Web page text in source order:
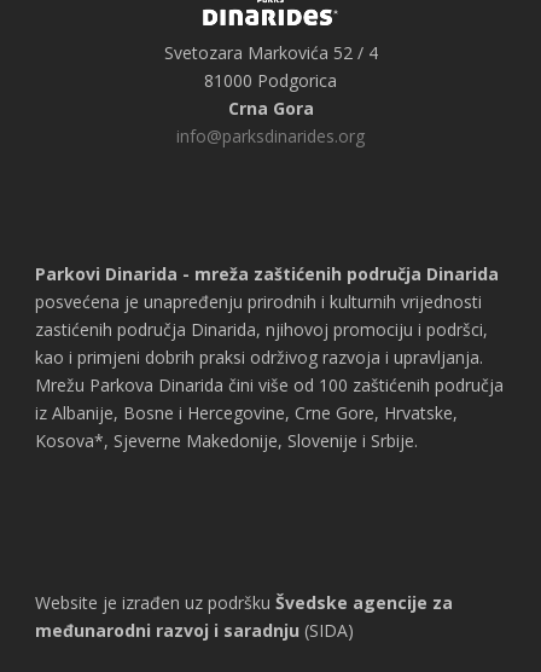
Svetozara Markovića 52 / 4
81000 Podgorica
Crna Gora
info@parksdinarides.org
Parkovi Dinarida - mreža zaštićenih područja Dinarida
posvećena je unapređenju prirodnih i kulturnih vrijednosti
zastićenih područja Dinarida, njihovoj promociju i podršci,
kao i primjeni dobrih praksi održivog razvoja i upravljanja.
Mrežu Parkova Dinarida čini više od 100 zaštićenih područja
iz Albanije, Bosne i Hercegovine, Crne Gore, Hrvatske,
Kosova*, Sjeverne Makedonije, Slovenije i Srbije.
Website je izrađen uz podršku Švedske agencije za
međunarodni razvoj i saradnju (SIDA)